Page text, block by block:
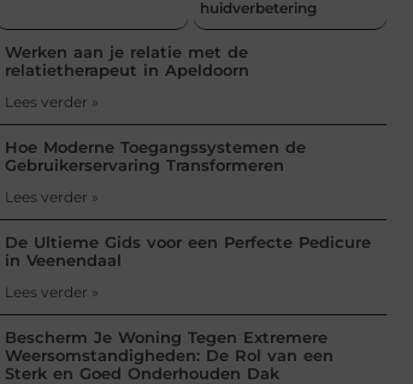
huidverbetering
Werken aan je relatie met de
relatietherapeut in Apeldoorn
Lees verder »
Hoe Moderne Toegangssystemen de
Gebruikerservaring Transformeren
Lees verder »
De Ultieme Gids voor een Perfecte Pedicure
in Veenendaal
Lees verder »
Bescherm Je Woning Tegen Extremere
Weersomstandigheden: De Rol van een
Sterk en Goed Onderhouden Dak